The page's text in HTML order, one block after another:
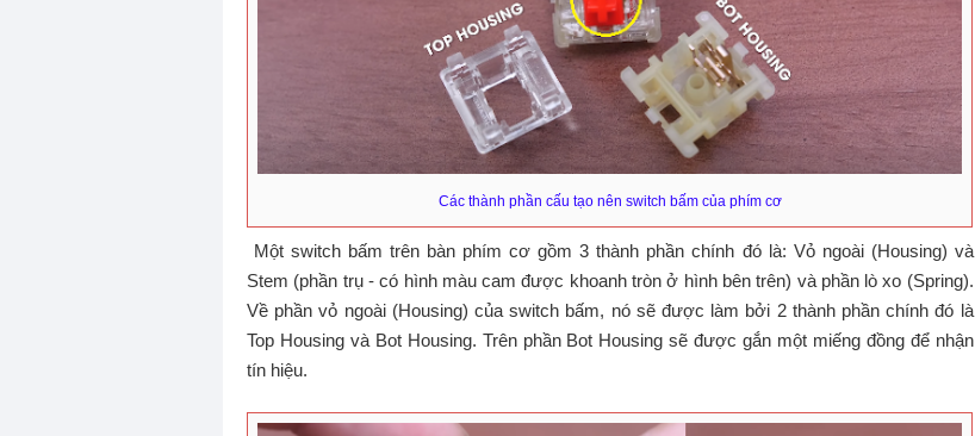
Các thành phần cấu tạo nên switch bấm của phím cơ
Một switch bấm trên bàn phím cơ gồm 3 thành phần chính đó là: Vỏ ngoài (Housing) và
Stem (phần trụ - có hình màu cam được khoanh tròn ở hình bên trên) và phần lò xo (Spring).
Về phần vỏ ngoài (Housing) của switch bấm, nó sẽ được làm bởi 2 thành phần chính đó là
Top Housing và Bot Housing. Trên phần Bot Housing sẽ được gắn một miếng đồng để nhận
tín hiệu.